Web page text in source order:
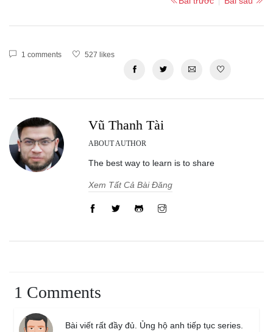
1 comments 527 likes
Vũ Thanh Tài
ABOUT AUTHOR
The best way to learn is to share
Xem Tất Cả Bài Đăng
1 Comments
Bài viết rất đầy đủ. Ủng hộ anh tiếp tục series.